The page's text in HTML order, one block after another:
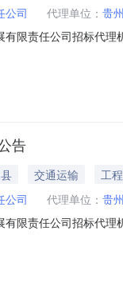
公司 代理单位： 贵
限责任公司招标代
2025年2月21日点
告
交通运输
工程
公司 代理单位： 贵
限责任公司招标代
城项目管理咨询有